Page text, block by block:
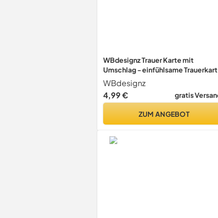
WBdesignz Trauer Karte mit
Umschlag - einfühlsame
Wolken mit Spruch Ein Abschied -
Kondolenzkarte, Beileidskarte -
Beileid Trauerfeier Beerdigung
WBdesignz
4,99 €
gratis
ZUM ANGEBOT